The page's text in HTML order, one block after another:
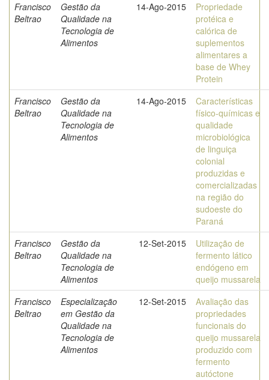
Francisco
Beltrao
Gestão da
Qualidade na
Tecnologia de
Alimentos
14-Ago-2015
Propriedade
protéica e
calórica de
suplementos
alimentares a
base de Whey
Protein
Francisco
Beltrao
Gestão da
Qualidade na
Tecnologia de
Alimentos
14-Ago-2015
Características
físico-químicas e
qualidade
microbiológica
de linguiça
colonial
produzidas e
comercializadas
na região do
sudoeste do
Paraná
Francisco
Beltrao
Gestão da
Qualidade na
Tecnologia de
Alimentos
12-Set-2015
Utilização de
fermento lático
endógeno em
queijo mussarela
Francisco
Beltrao
Especialização
em Gestão da
Qualidade na
Tecnologia de
Alimentos
12-Set-2015
Avaliação das
propriedades
funcionais do
queijo mussarela
produzido com
fermento
autóctone